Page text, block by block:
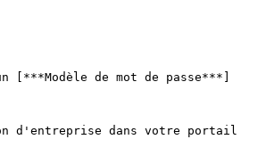
de mot de passe***]
d'entreprise dans votre portail